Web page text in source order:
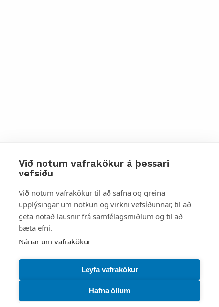
Við notum vafrakökur á þessari
vefsíðu
Við notum vafrakökur til að safna og greina
upplýsingar um notkun og virkni vefsíðunnar, til að
geta notað lausnir frá samfélagsmiðlum og til að
bæta efni.
Nánar um vafrakökur
Leyfa vafrakökur
Hafna öllum
Styttu þér leið
Mest skoðað
Starfsstöðvar
Náttúruverndarstofnun